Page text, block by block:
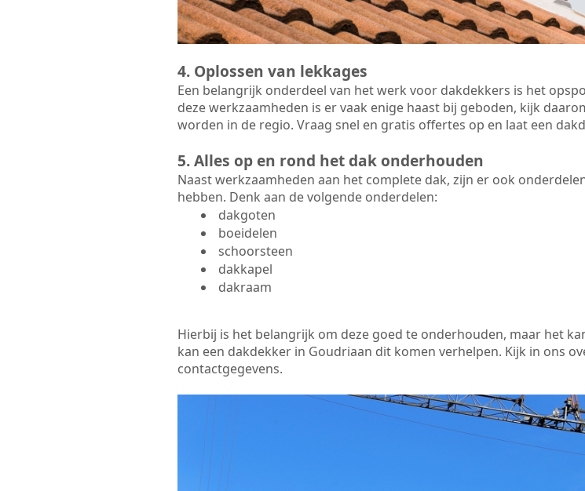
4. Oplossen van lekkages
Een belangrijk onderdeel van het werk voor dakdekkers is het
deze werkzaamheden is er vaak enige haast bij geboden, kijk
worden in de regio. Vraag snel en gratis offertes op en laat een
5. Alles op en rond het dak onderhouden
Naast werkzaamheden aan het complete dak, zijn er ook
hebben. Denk aan de volgende onderdelen:
dakgoten
boeidelen
schoorsteen
dakkapel
dakraam
Hierbij is het belangrijk om deze goed te onderhouden, maar het
kan een dakdekker in Goudriaan dit komen verhelpen. Kijk in ons
contactgegevens.